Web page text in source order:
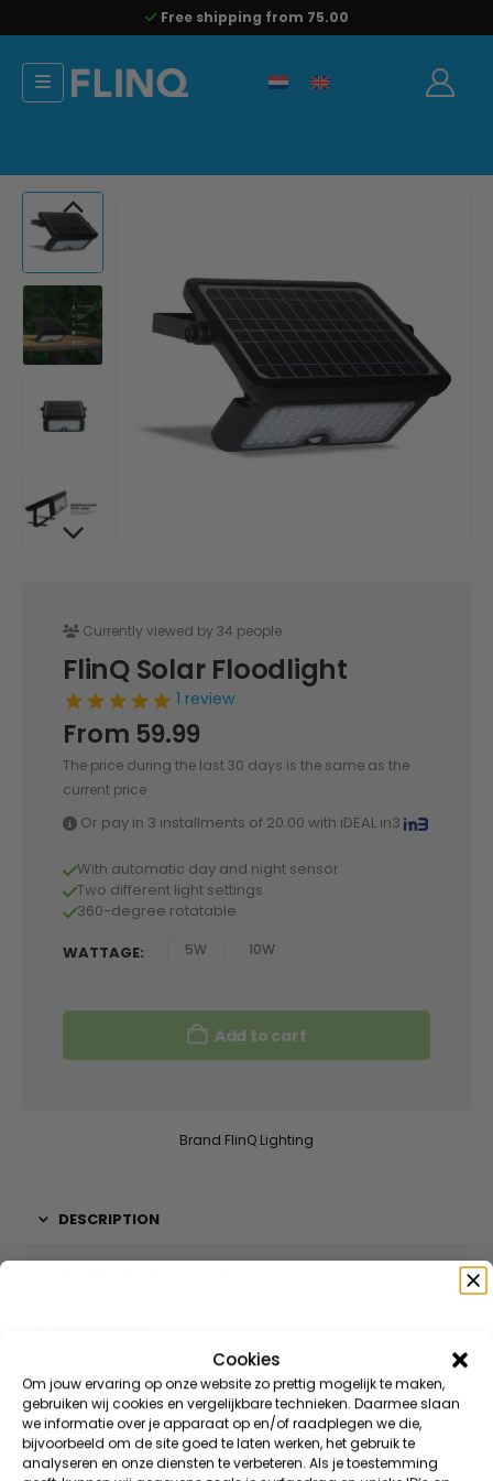
Cookies
Om jouw ervaring op onze website zo prettig mogelijk te maken,
gebruiken wij cookies en vergelijkbare technieken. Daarmee slaan
we informatie over je apparaat op en/of raadplegen we die,
bijvoorbeeld om de site goed te laten werken, het gebruik te
analyseren en onze diensten te verbeteren. Als je toestemming
Free shipping from 75.00
Currently viewed by 34 people
FlinQ Solar Floodlight
1 review
From 59.99
The price during the last 30 days is the same as the
current price
Or pay in 3 installments of 20.00 with iDEAL in3
With automatic day and night sensor
Two different light settings
360-degree rotatable
WATTAGE
5W 10W
Add to cart
Brand FlinQ Lighting
DESCRIPTION
DOWNLOAD(S)
SPARE PARTS
Speciaal voor jou
Meld je aan voor onze nieuwsbrief en ontvang direct
10% kortingop je eerste bestelling